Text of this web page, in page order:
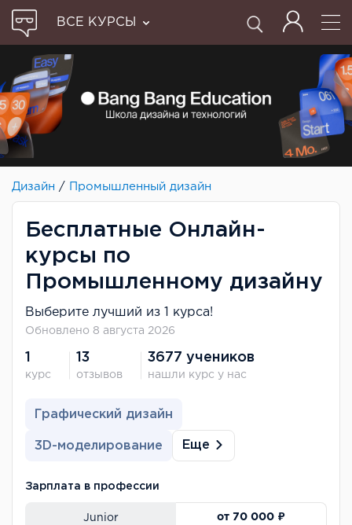
ВСЕ КУРСЫ
Дизайн / Промышленный дизайн
Бесплатные Онлайн-
курсы по
Промышленному дизайну
Выберите лучший из 1 курса!
Обновлено 8 августа 2026
1
курс
13
отзывов
3677 учеников
нашли курс у нас
Графический дизайн
3D-моделирование Еще
Зарплата в профессии
Junior от 70 000 ₽